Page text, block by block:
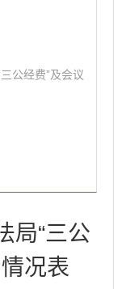
公经费”及会议
局“三公
况表